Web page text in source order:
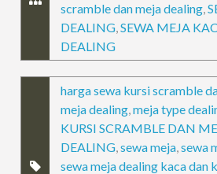
scramble dan meja dealing,
DEALING,SEWA MEJA
DEALING
harga sewa kursi scramble
meja dealing,meja type
KURSI SCRAMBLE DAN
DEALING,sewa meja,sewa
sewa meja dealing kaca dan